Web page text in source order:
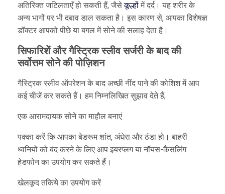
अतिरिक्त जटिलताएँ हो सकती हैं, जैसेकूल्होंमें दर्द। यह शरीर के
अन्य भागों पर भी दबाव डाल सकता है। इस कारण से, आपका विशेषज्ञ
डॉक्टर आपको पीछे या बगल में सोने की सलाह देता है।
सिफारिशें और गैस्ट्रिक स्लीव सर्जरी के बाद की
सर्वोत्तम सोने की पोज़िशन
गैस्ट्रिक स्लीव ऑपरेशन के बाद अच्छी नींद पाने की कोशिश में आप
कई चीजें कर सकते हैं। हम निम्नलिखित सुझाव देते हैं;
एक आरामदायक सोने का माहौल बनाएं
पक्का करें कि आपका बेडरूम शांत, अंधेरा और ठंडा हो। बाहरी
ध्वनियों को बंद करने के लिए आप इयरप्लग या नॉयस-कैंसलिंग
हेडफोन का उपयोग कर सकते हैं।
खेलकूद तकिये का उपयोग करें